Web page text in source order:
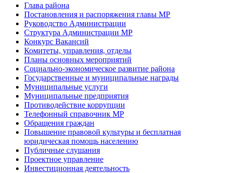
Глава района
Постановления и распоряжения главы МР
Руководство Администрации
Структура Администрации МР
Конкурс Вакансий
Комитеты, управления, отделы
Планы основных мероприятий
Социально-экономическое развитие района
Государственные и муниципальные награды
Муниципальные услуги
Муниципальные предприятия
Противодействие коррупции
Телефонный справочник МР
Обращения граждан
Повышение правовой культуры и бесплатная
юридическая помощь населению
Публичные слушания
Проектное управление
Инвестиционная деятельность